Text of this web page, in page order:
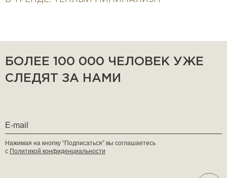
БОЛЕЕ 100 000 ЧЕЛОВЕК УЖЕ
СЛЕДЯТ ЗА НАМИ
Нажимая на кнопку “Подписаться” вы соглашаетесь
с Политикой конфиденциальности